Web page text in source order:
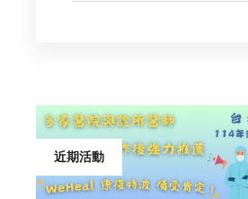
近期活動